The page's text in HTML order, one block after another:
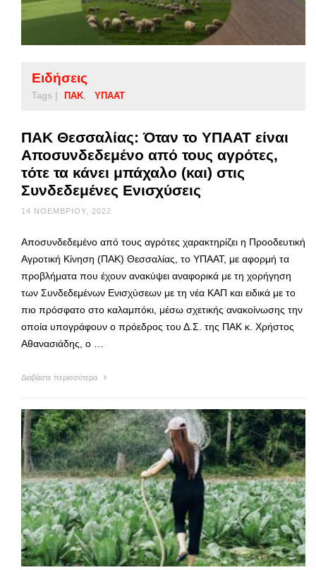
Ειδήσεις
Tags | ΠΑΚ ΥΠΑΑΤ
ΠΑΚ Θεσσαλίας: Όταν το ΥΠΑΑΤ είναι
Αποσυνδεδεμένο από τους αγρότες,
τότε τα κάνει μπάχαλο (και) στις
Συνδεδεμένες Ενισχύσεις
14 ΝΟΕΜΒΡΊΟΥ, 2022
Αποσυνδεδεμένο από τους αγρότες χαρακτηρίζει η Προοδευτική
Αγροτική Κίνηση (ΠΑΚ) Θεσσαλίας, το ΥΠΑΑΤ, με αφορμή τα
προβλήματα που έχουν ανακύψει αναφορικά με τη χορήγηση
των Συνδεδεμένων Ενισχύσεων με τη νέα ΚΑΠ και ειδικά με το
πιο πρόσφατο στο καλαμπόκι, μέσω σχετικής ανακοίνωσης την
οποία υπογράφουν ο πρόεδρος του Δ.Σ. της ΠΑΚ κ. Χρήστος
Αθανασιάδης, ο …
Διαβάστε περισσότερα